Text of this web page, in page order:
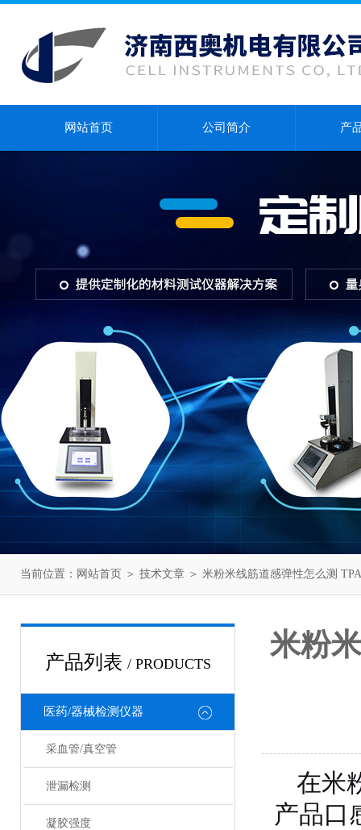
网站首页 公司简介 产
当前位置： 网站首页 ＞ 技术文章 ＞ 米粉米线筋道感弹性怎么测
产品列表 / PRODUCTS
医药/器械检测仪器
采血管/真空管
泄漏检测
凝胶强度
米粉
在米
产品口